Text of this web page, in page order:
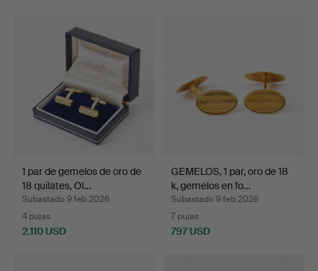
1 par de gemelos de oro de
18 quilates, Ol…
Subastado 9 feb 2026
4 pujas
2.110 USD
GEMELOS, 1 par, oro de 18
k, gemelos en fo…
Subastado 9 feb 2026
7 pujas
797 USD